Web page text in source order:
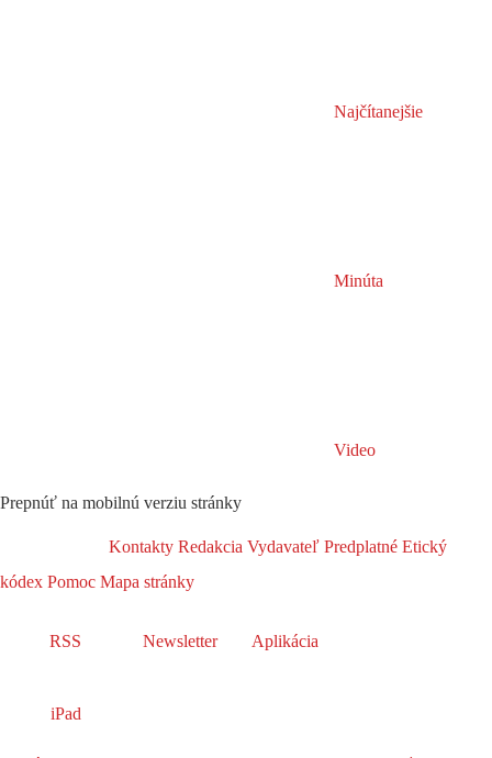
Najčítanejšie
Minúta
Video
Prepnúť na mobilnú verziu stránky
Kontakty Redakcia Vydavateľ Predplatné Etický
kódex Pomoc Mapa stránky
RSS Newsletter Aplikácia
iPad